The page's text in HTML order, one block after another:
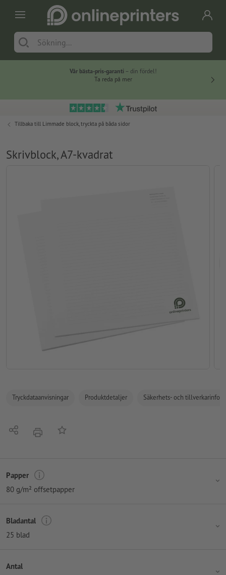
Vår bästa-pris-garanti – din fördel!
Ta reda på mer
Tillbaka till Limmade block, tryckta på båda sidor
Skrivblock, A7-kvadrat
Tryckdataanvisningar Produktdetaljer Säkerhets- och
Dela erbjudandePå anteckningslistan
Papper
80 g/m² offsetpapper
Bladantal
25 blad
Antal